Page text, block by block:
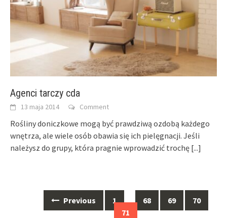
Agenci tarczy cda
13 maja 2014 Comment
Rośliny doniczkowe mogą być prawdziwą ozdobą każdego
wnętrza, ale wiele osób obawia się ich pielęgnacji. Jeśli
należysz do grupy, która pragnie wprowadzić trochę [...]
navigation
Previous 1 … 68 69
70
71